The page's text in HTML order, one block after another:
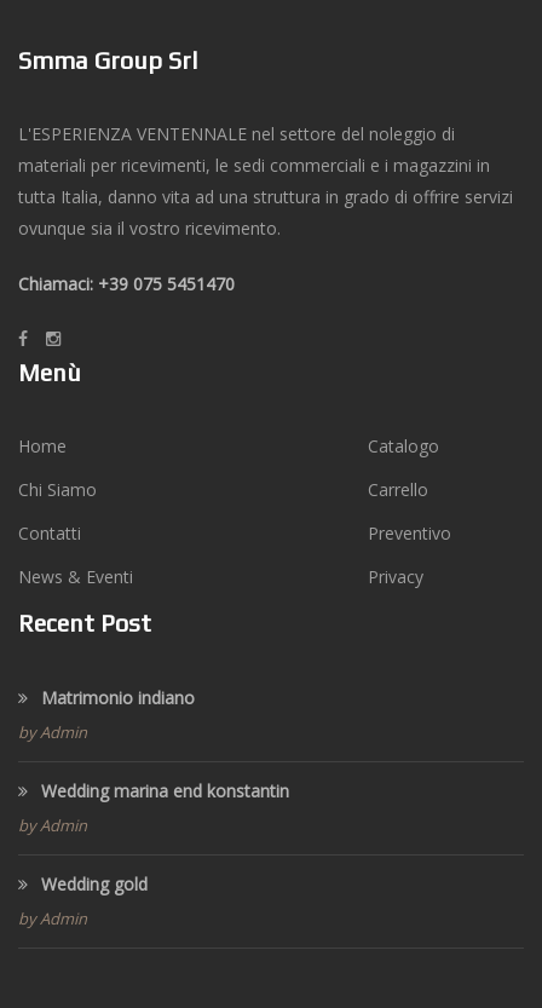
Smma Group Srl
L'ESPERIENZA VENTENNALE nel settore del noleggio di
materiali per ricevimenti, le sedi commerciali e i magazzini in
tutta Italia, danno vita ad una struttura in grado di offrire servizi
ovunque sia il vostro ricevimento.
Chiamaci: +39 075 5451470
Menù
Home
Chi Siamo
Contatti
News & Eventi
Catalogo
Carrello
Preventivo
Privacy
Recent Post
Matrimonio indiano
by Admin
Wedding marina end konstantin
by Admin
Wedding gold
by Admin